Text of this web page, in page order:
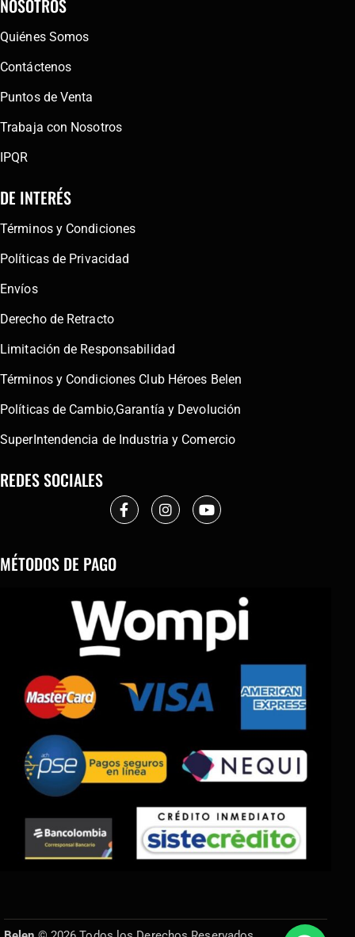
NOSOTROS
Quiénes Somos
Contáctenos
Puntos de Venta
Trabaja con Nosotros
IPQR
DE INTERÉS
Términos y Condiciones
Políticas de Privacidad
Envíos
Derecho de Retracto
Limitación de Responsabilidad
Términos y Condiciones Club Héroes Belen
Políticas de Cambio,Garantía y Devolución
SuperIntendencia de Industria y Comercio
REDES SOCIALES
MÉTODOS DE PAGO